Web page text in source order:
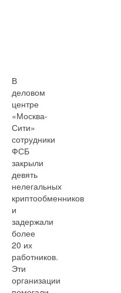
В
деловом
центре
«Москва-
Сити»
сотрудники
ФСБ
закрыли
девять
нелегальных
криптообменников
и
задержали
более
20 их
работников.
Эти
организации